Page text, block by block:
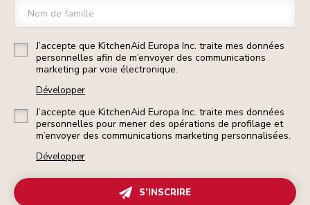
Nom de famille
J’accepte que KitchenAid Europa Inc. traite mes données
personnelles afin de m’envoyer des communications
marketing par voie électronique.
Développer
J’accepte que KitchenAid Europa Inc. traite mes données
personnelles pour mener des opérations de profilage et
m’envoyer des communications marketing personnalisées.
Développer
S’INSCRIRE